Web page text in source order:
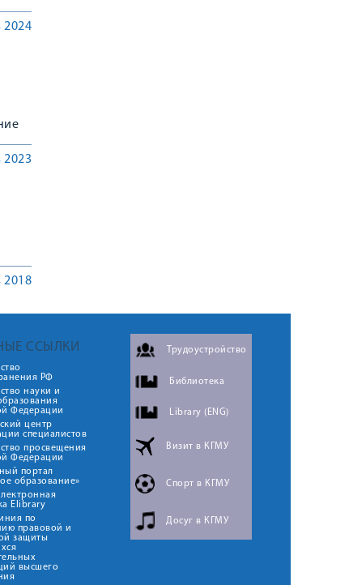
2024
2018
ССЫЛКИ
РФ
науки и
Федерации
центр
специалистов
просвещения
Федерации
портал
образование»
Elibrary
по
правовой и
защиты
высшего
Трудоустройство
Библиотека
Library (ENG)
Визит в КГМУ
Спорт в КГМУ
Досуг в КГМУ